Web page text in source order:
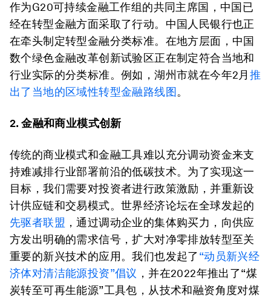
作为G20可持续金融工作组的共同主席国，中国已
经在转型金融方面采取了行动。中国人民银行也正
在牵头制定转型金融分类标准。在地方层面，中国
数个绿色金融改革创新试验区正在制定符合当地和
行业实际的分类标准。例如，湖州市就在今年2月 推
出了当地的区域性转型金融路线图 。
2. 金融和商业模式创新
传统的商业模式和金融工具难以充分调动资金来支
持难减排行业部署前沿的低碳技术。为了实现这一
目标，我们需要对投资者进行政策激励，并重新设
计供应链和交易模式。世界经济论坛在全球发起的
先驱者联盟 ，通过调动企业的集体购买力，向供应
方发出明确的需求信号，扩大对净零排放转型至关
重要的新兴技术的应用。我们也发起了“动员新兴经
济体对清洁能源投资”倡议 ，并在2022年推出了“煤
炭转至可再生能源”工具包，从技术和融资角度对煤